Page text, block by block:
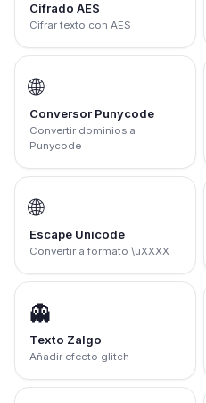
Cifrado AES
Cifrar texto con AES
🌐
Conversor Punycode
Convertir dominios a
Punycode
🌐
Escape Unicode
Convertir a formato \uXXXX
👻
Texto Zalgo
Añadir efecto glitch